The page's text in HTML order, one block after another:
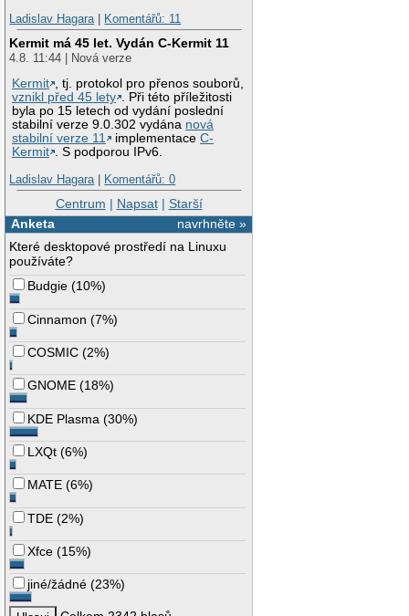
Ladislav Hagara| Komentářů: 11
Kermit má 45 let. Vydán C-Kermit 11
4.8. 11:44 | Nová verze
Kermit , tj. protokol pro přenos souborů,
vznikl před 45 lety . Při této příležitosti
byla po 15 letech od vydání poslední
stabilní verze 9.0.302 vydána nová
stabilní verze 11
implementaceC-
Kermit . S podporou IPv6.
Ladislav Hagara| Komentářů: 0
Centrum | Napsat| Starší
navrhněte »
Anketa
Které desktopové prostředí na Linuxu
používáte?
Budgie (10%)
Cinnamon (7%)
COSMIC (2%)
GNOME (18%)
KDE Plasma (30%)
LXQt (6%)
MATE (6%)
TDE (2%)
Xfce (15%)
jiné/žádné (23%)